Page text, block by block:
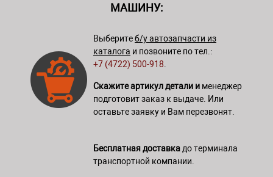
МАШИНУ:
Выберитеб/у автозапчасти из
каталога и позвоните по тел.:
+7 (4722) 500-918
Скажите артикул детали и менеджер
подготовит заказ к выдаче. Или
оставьте заявку и Вам перезвонят.
Бесплатная доставка до терминала
транспортной компании.